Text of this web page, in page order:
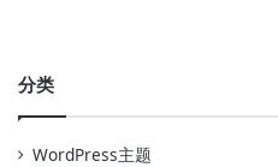
分类
WordPress主题